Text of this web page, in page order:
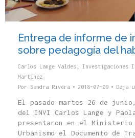
Entrega de informe de
sobre pedagogía del
Carlos Lange Valdes Investigaciones
Martínez
Por Sandra Rivera 2018-07-09 Deja
El pasado martes 26 de
del INVI Carlos Lange y
presentaron en el Ministerio
Urbanismo el Documento de